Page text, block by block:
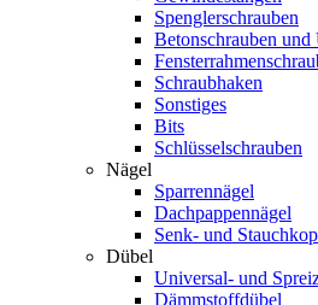
Spenglerschrauben
Betonschrauben und
Schraubhaken
Sonstiges
Bits
Schlüsselschrauben
Nägel
Sparrennägel
Dachpappennägel
Senk- und
Dübel
Universal- und
Dämmstoffdübel